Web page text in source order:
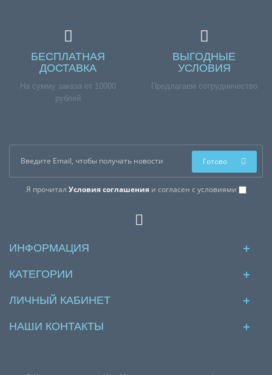
БЕСПЛАТНАЯ
ДОСТАВКА
На сумму заказа от 10000
рублей
ВЫГОДНЫЕ
УСЛОВИЯ
Предлагаем сотрудничество
Я прочитал Условия соглашенияи согласен с условиями
Готово
ИНФОРМАЦИЯ
КАТЕГОРИИ
ЛИЧНЫЙ КАБИНЕТ
НАШИ КОНТАКТЫ